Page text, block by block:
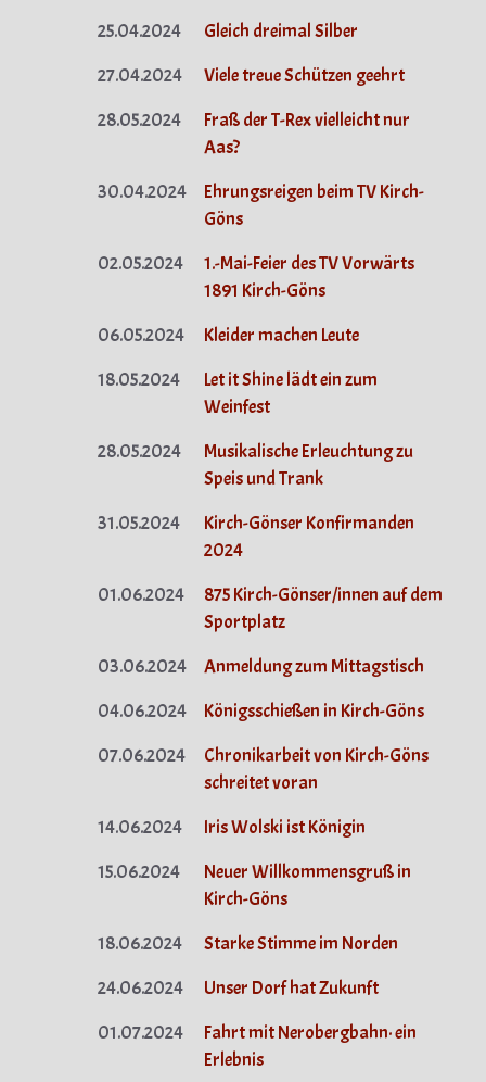
25.04.2024
Gleich dreimal Silber
27.04.2024
Viele treue Schützen geehrt
28.05.2024
Fraß der T-Rex vielleicht nur
Aas?
30.04.2024
Ehrungsreigen beim TV Kirch-
Göns
02.05.2024
1.-Mai-Feier des TV Vorwärts
1891 Kirch-Göns
06.05.2024
Kleider machen Leute
18.05.2024
Let it Shine lädt ein zum
Weinfest
28.05.2024
Musikalische Erleuchtung zu
Speis und Trank
31.05.2024
Kirch-Gönser Konfirmanden
2024
01.06.2024
875 Kirch-Gönser/innen auf dem
Sportplatz
03.06.2024
Anmeldung zum Mittagstisch
04.06.2024
Königsschießen in Kirch-Göns
07.06.2024
Chronikarbeit von Kirch-Göns
schreitet voran
14.06.2024
Iris Wolski ist Königin
15.06.2024
Neuer Willkommensgruß in
Kirch-Göns
18.06.2024
Starke Stimme im Norden
24.06.2024
Unser Dorf hat Zukunft
01.07.2024
Fahrt mit Nerobergbahn· ein
Erlebnis